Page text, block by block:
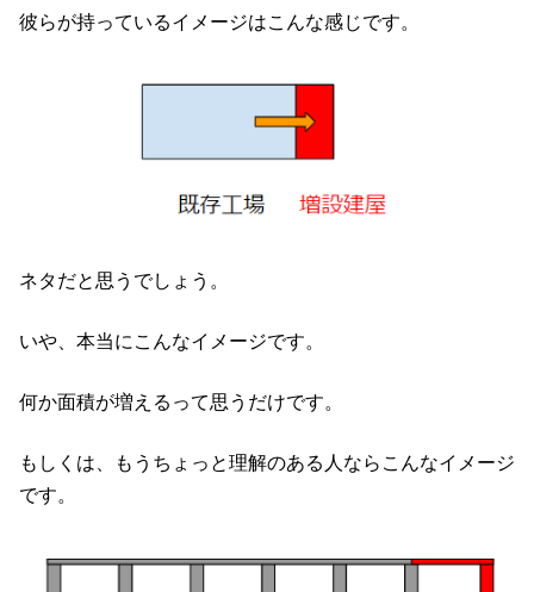
彼らが持っているイメージはこんな感じです。
ネタだと思うでしょう。
いや、本当にこんなイメージです。
何か面積が増えるって思うだけです。
もしくは、もうちょっと理解のある人ならこんなイメージ
です。